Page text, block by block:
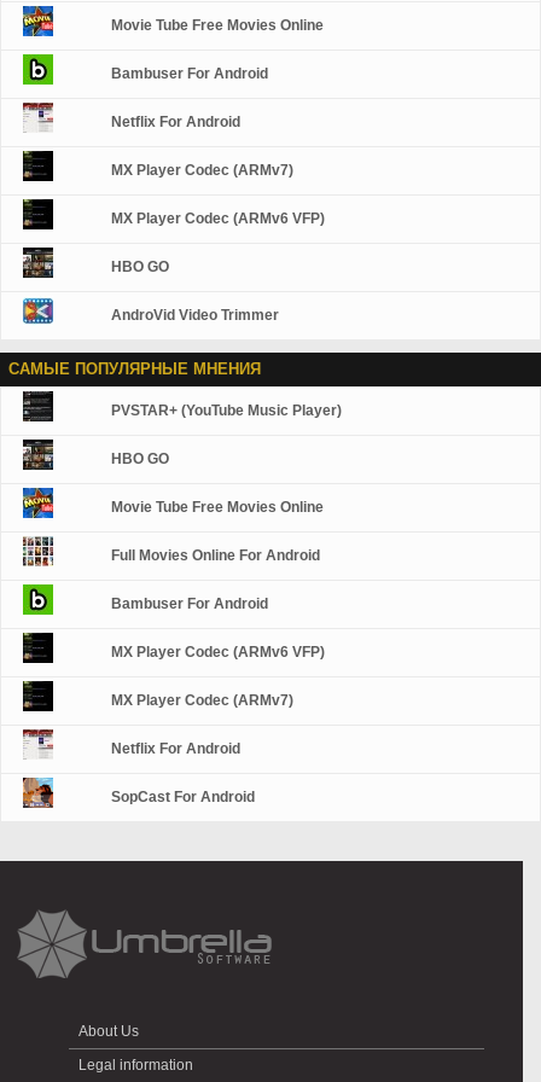
наушники контроля, обложки и полный аудио
Movie Tube Free Movies Online
Bambuser For Android
Netflix For Android
MX Player Codec (ARMv7)
MX Player Codec (ARMv6 VFP)
HBO GO
AndroVid Video Trimmer
САМЫЕ ПОПУЛЯРНЫЕ МНЕНИЯ
PVSTAR+ (YouTube Music Player)
HBO GO
Movie Tube Free Movies Online
Full Movies Online For Android
Bambuser For Android
MX Player Codec (ARMv6 VFP)
MX Player Codec (ARMv7)
Netflix For Android
SopCast For Android
About Us
Legal information